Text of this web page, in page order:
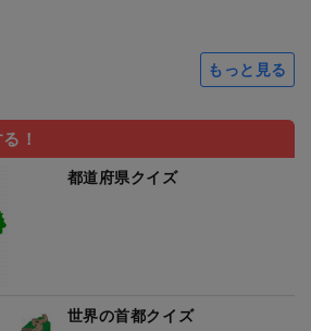
もっと見る
！
都道府県クイズ
世界の首都クイズ